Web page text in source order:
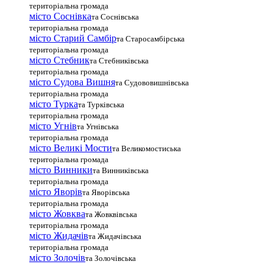
територіальна громада
місто Соснівката Соснівська
територіальна громада
місто Старий Самбірта Старосамбірська
територіальна громада
місто Стебникта Стебниківська
територіальна громада
місто Судова Вишнята Судововишнівська
територіальна громада
місто Турката Турківська
територіальна громада
місто Угнівта Угнівська
територіальна громада
місто Великі Мостита Великомостиська
територіальна громада
місто Винникита Винниківська
територіальна громада
місто Яворівта Яворівська
територіальна громада
місто Жовквата Жовквівська
територіальна громада
місто Жидачівта Жидачівська
територіальна громада
місто Золочівта Золочівська